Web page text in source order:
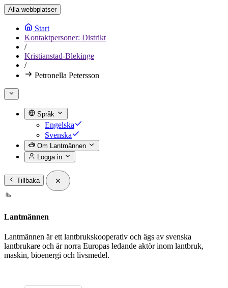
Alla webbplatser
Start
Kontaktpersoner: Distrikt
/
Kristianstad-Blekinge
/
Petronella Petersson
Språk
Engelska
Svenska
Om Lantmännen
Logga in
Tillbaka
Lantmännen
Lantmännen är ett lantbrukskooperativ och ägs av svenska
lantbrukare och är norra Europas ledande aktör inom lantbruk,
maskin, bioenergi och livsmedel.